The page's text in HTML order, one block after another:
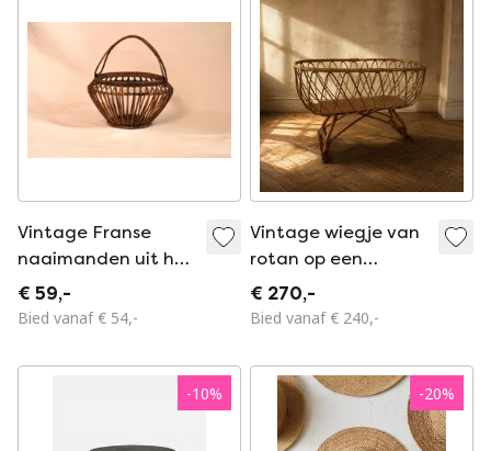
Vintage Franse
naaimanden uit het
midden van de
vorige eeuw -
manden - uit de
€ 59,-
Bied vanaf € 54,-
Vintage wiegje van
rotan op een
standaard, jaren
70, Europa
€ 270,-
Bied vanaf € 240,-
-10% -20%